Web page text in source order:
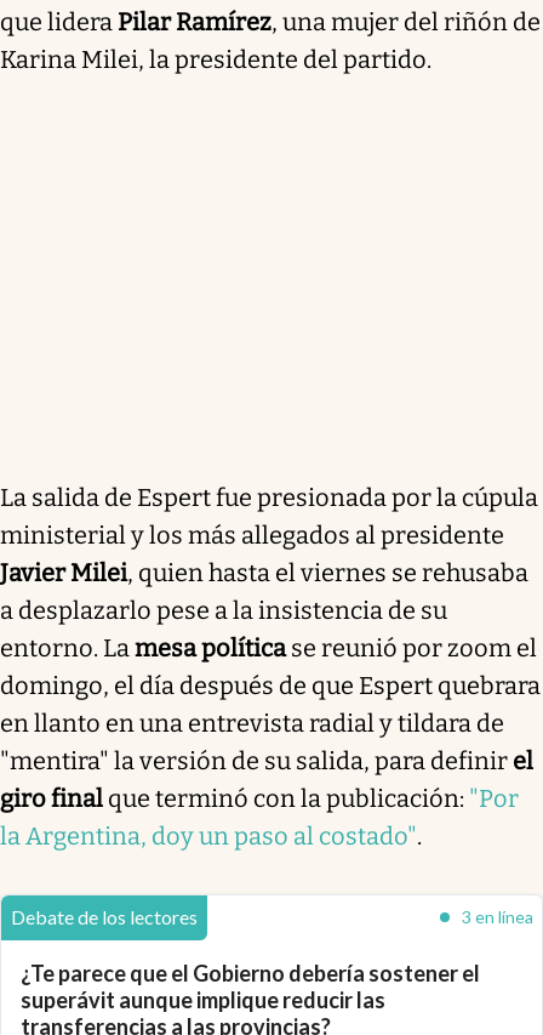
que lidera Pilar Ramírez, una mujer del riñón de
Karina Milei, la presidente del partido.
La salida de Espert fue presionada por la cúpula
ministerial y los más allegados al presidente
Javier Milei, quien hasta el viernes se rehusaba
a desplazarlo pese a la insistencia de su
entorno. Lamesa políticase reunió por zoom el
domingo, el día después de que Espert quebrara
en llanto en una entrevista radial y tildara de
"mentira" la versión de su salida, para definir el
giro final que terminó con la publicación: "Por
la Argentina, doy un paso al costado".
Debate de los lectores 3 en línea
¿Te parece que el Gobierno debería sostener el
superávit aunque implique reducir las
transferencias a las provincias?